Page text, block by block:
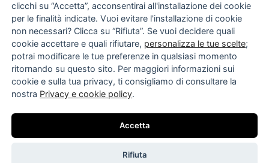
CHI SIAMO
NEWSLETTER
TERMINI E CONDIZIONI
SPEDIZIONI E RESI
CONTATTI
© 2026 Emme & Emme s.r.l.s. - P. IVA: 07961000721
Privacy policy|Impostazioni cookie
Modulo di recesso ordini
clicchi su “Accetta”, acconsentirai all'installazione dei cookie
per le finalità indicate. Vuoi evitare l'installazione di cookie
non necessari? Clicca su “Rifiuta”. Se vuoi decidere quali
cookie accettare e quali rifiutare, personalizza le tue scelte;
potrai modificare le tue preferenze in qualsiasi momento
ritornando su questo sito. Per maggiori informazioni sui
cookie e sulla tua privacy, ti consigliamo di consultare la
nostra Privacy e cookie policy.
Accetta
Rifiuta